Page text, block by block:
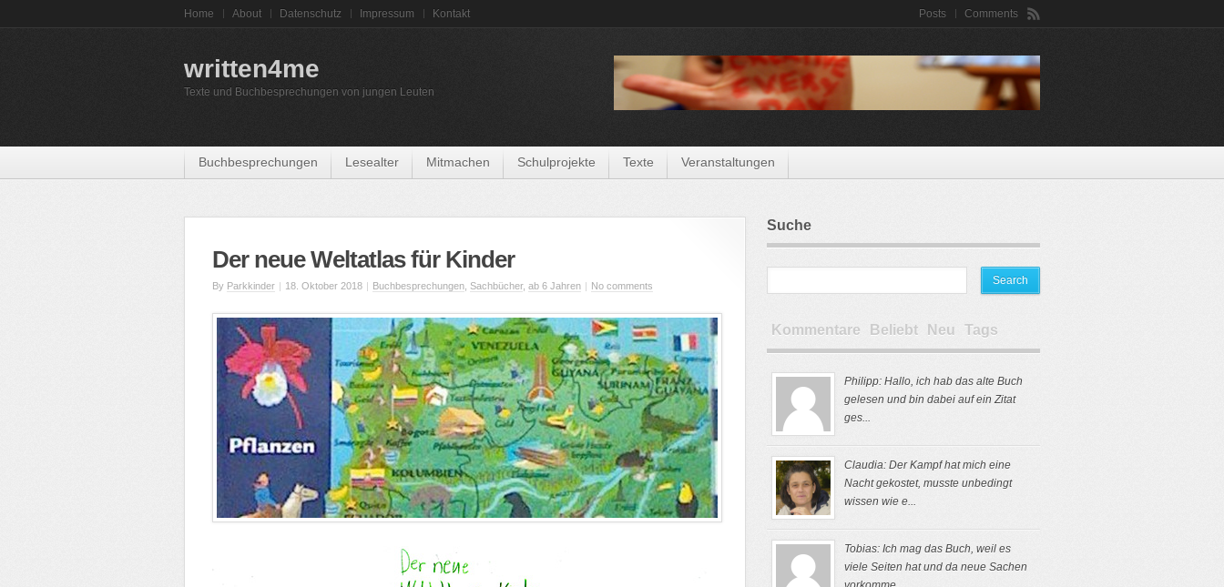
Home About Datenschutz Impressum Kontakt Comments
Posts
written4me
Texte und Buchbesprechungen von jungen Leuten
Buchbesprechungen Lesealter Mitmachen Schulprojekte Texte Veranstaltungen
Der neue Weltatlas für Kinder
By Parkkinder | 18. Oktober 2018 | Buchbesprechungen Sachbücher, ab 6 Jahren | No comments
Suche
Kommentare Beliebt Neu Tags
Philipp: Hallo, ich hab das alte Buch
gelesen und bin dabei auf ein Zitat
ges...
Claudia: Der Kampf hat mich eine
Nacht gekostet, musste unbedingt
wissen wie e...
Tobias: Ich mag das Buch, weil es
viele Seiten hat und da neue Sachen